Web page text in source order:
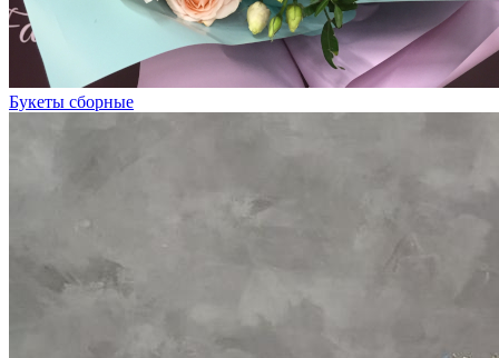
Букеты сборные